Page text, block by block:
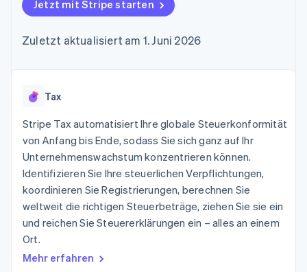
Zugriff auf mehr als
Terminal
Optimierung der
Autorisierungsraten
Link
Beschleunigter
Bezahlvorgang
Financial
Connections
Verbundene
Finanzdaten
Data Pipeline
Datensynchronisierung
Mehr
Product roadmap
Geldmanagement
SaaS
KI-Unternehmen
Creator Economy
Gaming
Bewirtung, Reisen und
Freizeit
Versicherungen
Medien und
Unterhaltung
Gemeinnützige
Organisationen
Öffentlicher Sektor
Marktplatz auf
Abonnementverwaltung
nutzungsbasierte
geht´s
Bereitstellung und
Verwaltung von
Diensten mit Agenten
Ressourcen
Code-Beispiele
Produkt-Roadmap
Karriere
Stripe Press
Kontakt
Sales-Team
kontaktieren
Partner werden
Jetzt mit Stripe starten
Zuletzt aktualisiert am 1. Juni 2026
Tax
Stripe Tax automatisiert Ihre globale Steuerkonformität
von Anfang bis Ende, sodass Sie sich ganz auf Ihr
Unternehmenswachstum konzentrieren können.
Identifizieren Sie Ihre steuerlichen Verpflichtungen,
koordinieren Sie Registrierungen, berechnen Sie
weltweit die richtigen Steuerbeträge, ziehen Sie sie ein
und reichen Sie Steuererklärungen ein – alles an einem
Ort.
Mehr erfahren